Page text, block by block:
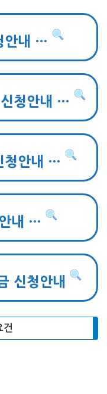
안내 …
청안내 …
청안내 …
내 …
신청안내
건